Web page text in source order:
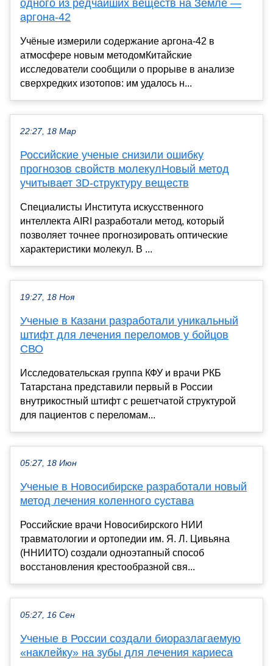
одного из редчайших веществ на Земле —
аргона-42
Учёные измерили содержание аргона-42 в
атмосфере новым методомКитайские
исследователи сообщили о прорыве в анализе
сверхредких изотопов: им удалось н...
22:27, 18 Мар
Российские ученые снизили ошибку
прогнозов свойств молекулНовый метод
учитывает 3D-структуру веществ
Специалисты Института искусственного
интеллекта AIRI разработали метод, который
позволяет точнее прогнозировать оптические
характеристики молекул. В ...
19:27, 18 Ноя
Ученые в Казани разработали уникальный
штифт для лечения переломов у бойцов
СВО
Исследовательская группа КФУ и врачи РКБ
Татарстана представили первый в России
внутрикостный штифт с решетчатой структурой
для пациентов с переломам...
05:27, 18 Июн
Ученые в Новосибирске разработали новый
метод лечения коленного сустава
Российские врачи Новосибирского НИИ
травматологии и ортопедии им. Я. Л. Цивьяна
(ННИИТО) создали одноэтапный способ
восстановления крестообразной свя...
05:27, 16 Сен
Ученые в России создали биоразлагаемую
«наклейку» на зубы для лечения кариеса